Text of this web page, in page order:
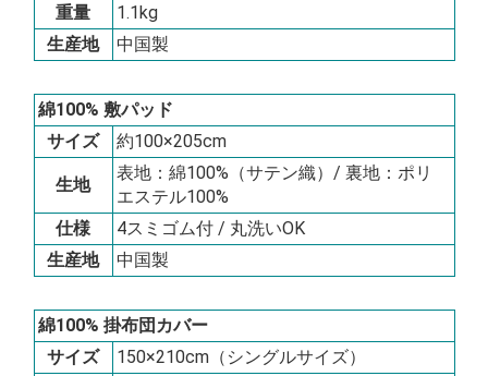
重量
1.1kg
生産地
中国製
綿100% 敷パッド
サイズ
約100×205cm
生地
表地：綿100%（サテン織）/ 裏地：ポリ
エステル100%
仕様
4スミゴム付 / 丸洗いOK
生産地
中国製
綿100% 掛布団カバー
サイズ
150×210cm（シングルサイズ）